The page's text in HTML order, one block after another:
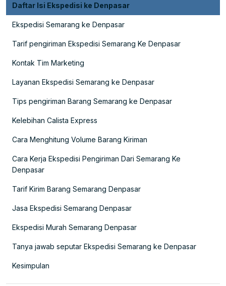
Daftar Isi Ekspedisi ke Denpasar
Ekspedisi Semarang ke Denpasar
Tarif pengiriman Ekspedisi Semarang Ke Denpasar
Kontak Tim Marketing
Layanan Ekspedisi Semarang ke Denpasar
Tips pengiriman Barang Semarang ke Denpasar
Kelebihan Calista Express
Cara Menghitung Volume Barang Kiriman
Cara Kerja Ekspedisi Pengiriman Dari Semarang Ke
Denpasar
Tarif Kirim Barang Semarang Denpasar
Jasa Ekspedisi Semarang Denpasar
Ekspedisi Murah Semarang Denpasar
Tanya jawab seputar Ekspedisi Semarang ke Denpasar
Kesimpulan